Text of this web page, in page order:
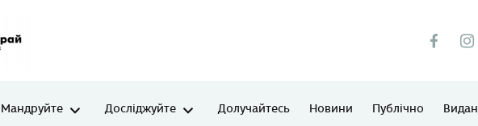
Мандруйте Досліджуйте Долучайтесь Новини Публічно